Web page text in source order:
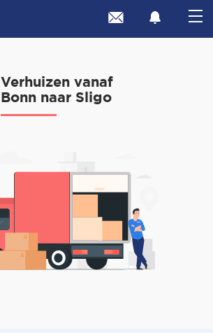
Verhuizen vanaf
Bonn naar Sligo